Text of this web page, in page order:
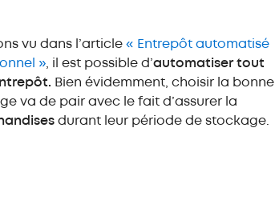
vu dans l’article « Entrepôt automatisé
» , il est possible d’automatiser tout
Bien évidemment, choisir la bonne
va de pair avec le fait d’assurer la
durant leur période de stockage.